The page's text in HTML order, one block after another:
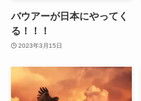
バウアーが日本にやってく
る！！！
2023年3月15日